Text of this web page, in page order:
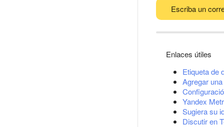
Escriba un
Enlaces útiles
Etiqueta de
Agregar
Yandex
Sugiera su
Discutir en